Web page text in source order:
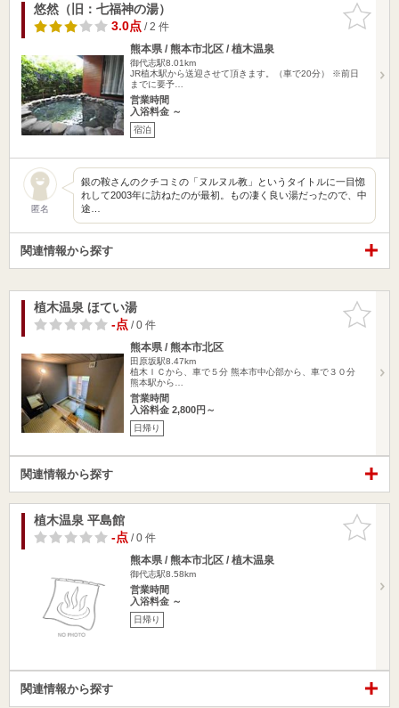
お気に入
りに追加
悠然（旧：七福神の湯）
3.0点/ 2 件
熊本県 / 熊本市北区 / 植木温泉
御代志駅8.01km
JR植木駅から送迎させて頂きます。（車で20分） ※前日
までに要予…
営業時間
入浴料金 ～
宿泊
匿名
銀の鞍さんのクチコミの「ヌルヌル教」というタイトルに一目惚
れして2003年に訪ねたのが最初。もの凄く良い湯だったので、中
途…
関連情報から探す
お気に入
りに追加
植木温泉 ほてい湯
-点/ 0 件
熊本県 / 熊本市北区
田原坂駅8.47km
植木ＩＣから、車で５分 熊本市中心部から、車で３０分
熊本駅から…
営業時間
入浴料金 2,800円～
日帰り
関連情報から探す
お気に入
りに追加
植木温泉 平島館
-点/ 0 件
熊本県 / 熊本市北区 / 植木温泉
御代志駅8.58km
営業時間
入浴料金 ～
日帰り
関連情報から探す